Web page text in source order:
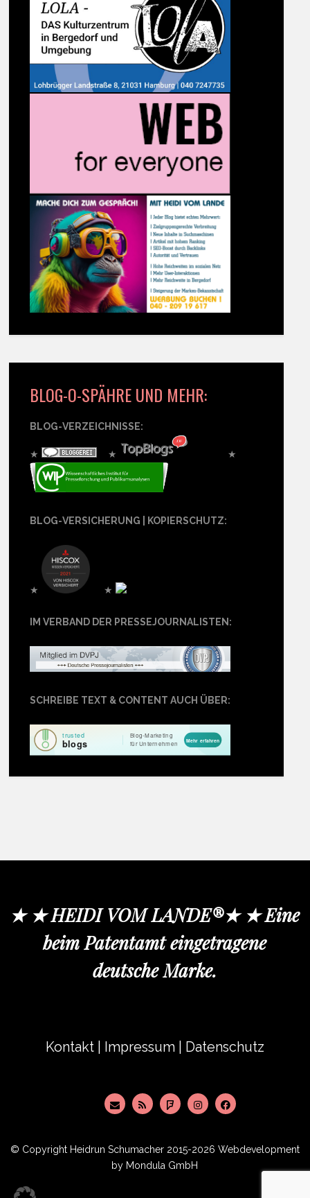
BLOG-O-SPÄHRE UND MEHR:
BLOG-VERZEICHNISSE:
★ ★ ★
BLOG-VERSICHERUNG | KOPIERSCHUTZ:
★ ★
IM VERBAND DER PRESSEJOURNALISTEN:
SCHREIBE TEXT & CONTENT AUCH ÜBER:
★ ★ HEIDI VOM LANDE®★ ★ Eine
beim Patentamt eingetragene
deutsche Marke.
Kontakt Impressum Datenschutz
© Copyright Heidrun Schumacher 2015-2026 Webdevelopment
by Mondula GmbH